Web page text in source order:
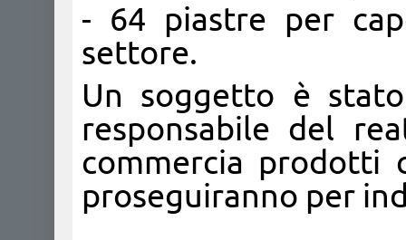
- 64 piastre per
settore.
Un soggetto è
responsabile del
commercia prodotti
proseguiranno per